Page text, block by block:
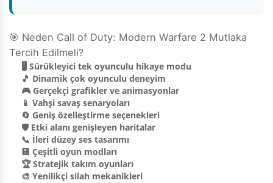
🎯 Neden Call of Duty: Modern Warfare 2 Mutlaka
Tercih Edilmeli?
🖥️ Sürükleyici tek oyunculu hikaye modu
🎵 Dinamik çok oyunculu deneyim
🎮 Gerçekçi grafikler ve animasyonlar
📱 Vahşi savaş senaryoları
🔄 Geniş özelleştirme seçenekleri
🛡️ Etki alanı genişleyen haritalar
📞 İleri düzey ses tasarımı
💾 Çeşitli oyun modları
🏆 Stratejik takım oyunları
🎨 Yenilikçi silah mekanikleri